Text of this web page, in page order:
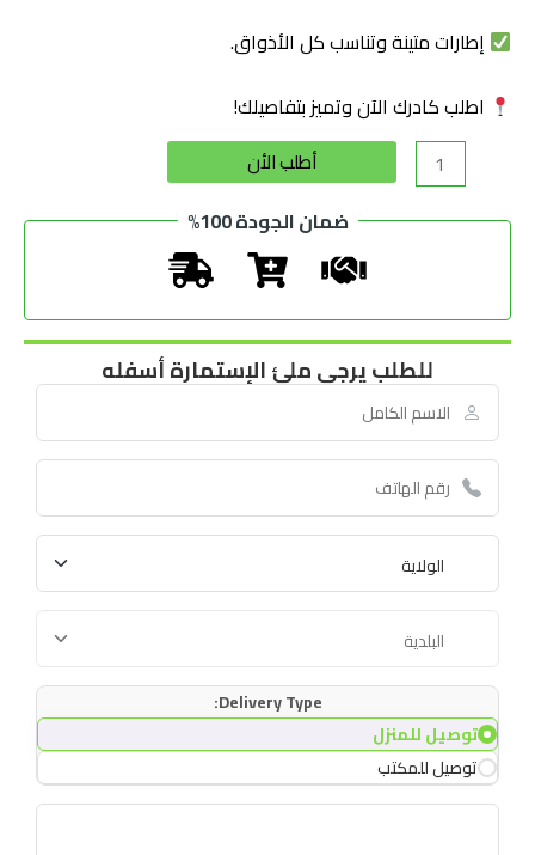
إطارات متينة وتناسب كل الأذواق.
اطلب كادرك الآن وتميز بتفاصيلك!
أطلب الأن
ضمان الجودة 100%
للطلب يرجى ملئ الإستمارة أسفله
Delivery Type:
توصيل للمنزل
توصيل للمكتب